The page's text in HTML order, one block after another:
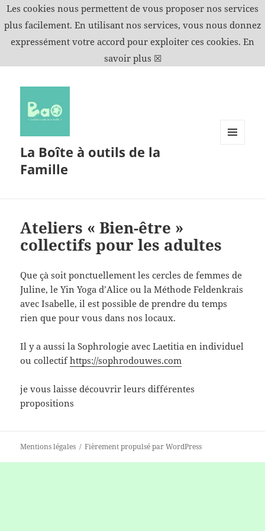
La Boîte à outils de la
Famille
Ateliers « Bien-être »
collectifs pour les adultes
Que çà soit ponctuellement les cercles de femmes de
Juline, le Yin Yoga d’Alice ou la Méthode Feldenkrais
avec Isabelle, il est possible de prendre du temps
rien que pour vous dans nos locaux.
Il y a aussi la Sophrologie avec Laetitia en individuel
ou collectifhttps://sophrodouwes.com
je vous laisse découvrir leurs différentes
propositions
Mentions légales Fièrement propulsé par WordPress
Les cookies nous permettent de vous proposer nos services
plus facilement. En utilisant nos services, vous nous donnez
expressément votre accord pour exploiter ces cookies. En
savoir plus ☒